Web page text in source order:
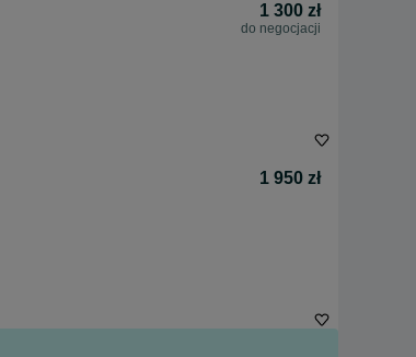
1 300 zł
do negocjacji
1 950 zł